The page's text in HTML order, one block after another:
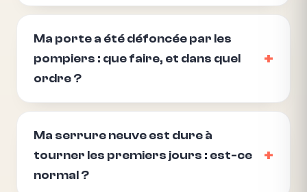
Ma porte a été défoncée par les
pompiers : que faire, et dans quel
ordre ?
Ma serrure neuve est dure à
tourner les premiers jours : est-ce
normal ?